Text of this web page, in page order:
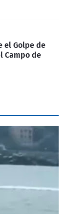
el Golpe de
Campo de